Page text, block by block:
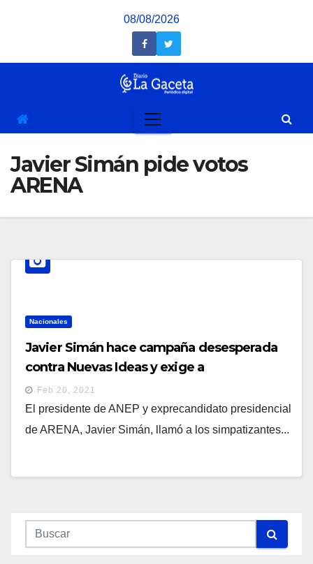
08/08/2026
Javier Simán pide votos
ARENA
Nacionales
Javier Simán hace campaña desesperada
contra Nuevas Ideas y exige a
simpatizantes descontentos con ARENA y
FMLN salir a votar
Feb 20, 2021
El presidente de ANEP y exprecandidato presidencial
de ARENA, Javier Simán, llamó a los simpatizantes...